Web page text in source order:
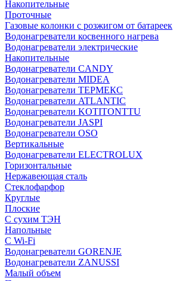
Накопительные
Проточные
Газовые колонки с розжигом от батареек
Водонагреватели косвенного нагрева
Водонагреватели электрические
Накопительные
Водонагреватели CANDY
Водонагреватели MIDEA
Водонагреватели ТЕРМЕКС
Водонагреватели ATLANTIC
Водонагреватели KOTITONTTU
Водонагреватели JASPI
Водонагреватели OSO
Вертикальные
Водонагреватели ELECTROLUX
Горизонтальные
Нержавеющая сталь
Стеклофарфор
Круглые
Плоские
С сухим ТЭН
Напольные
С Wi-Fi
Водонагреватели GORENJE
Водонагреватели ZANUSSI
Малый объем